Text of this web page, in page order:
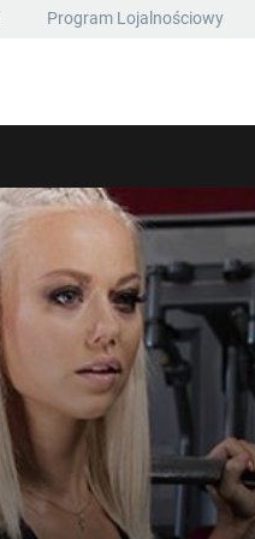
Program Lojalnościowy